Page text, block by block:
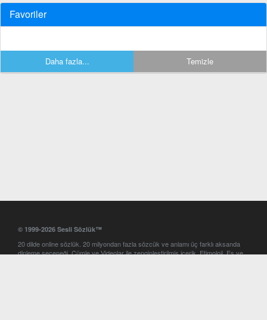
Favoriler
Daha fazla... Temizle
© 1999-2026 Sesli Sözlük™
20 dilde online sözlük. 20 milyondan fazla sözcük ve anlamı üç farklı aksanda
dinleme seçeneği. Cümle ve Videolar ile zenginleştirilmiş içerik. Etimoloji, Eş ve